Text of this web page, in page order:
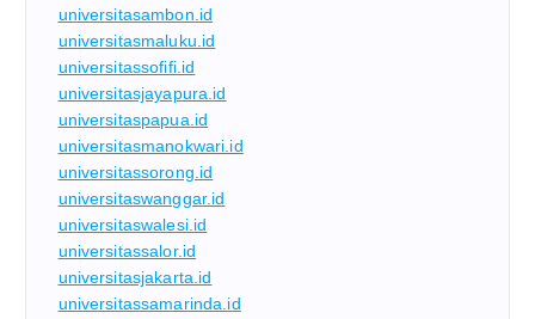
universitasambon.id
universitasmaluku.id
universitassofifi.id
universitasjayapura.id
universitaspapua.id
universitasmanokwari.id
universitassorong.id
universitaswanggar.id
universitaswalesi.id
universitassalor.id
universitasjakarta.id
universitassamarinda.id